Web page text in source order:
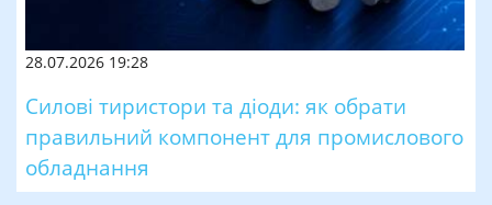
28.07.2026 19:28
Силові тиристори та діоди: як обрати
правильний компонент для промислового
обладнання